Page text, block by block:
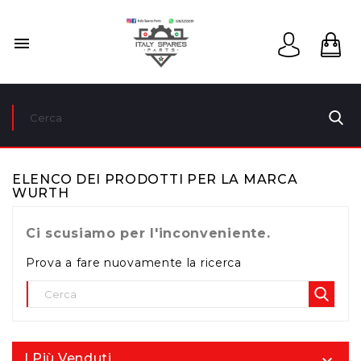

ELENCO DEI PRODOTTI PER LA MARCA
WURTH
Ci scusiamo per l'inconveniente.
Prova a fare nuovamente la ricerca